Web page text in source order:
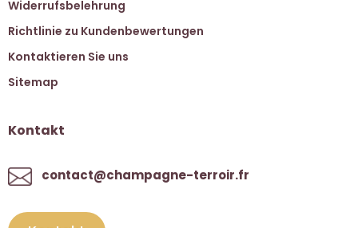
Widerrufsbelehrung
Richtlinie zu Kundenbewertungen
Kontaktieren Sie uns
Sitemap
Kontakt
contact@champagne-terroir.fr